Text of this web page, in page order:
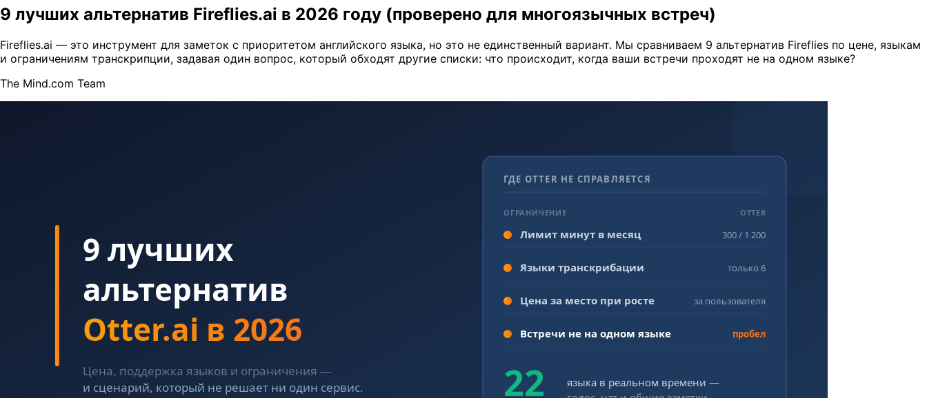
9 лучших альтернатив Fireflies.ai в 2026 году (проверено для многоязычных встреч)
Fireflies.ai — это инструмент для заметок с приоритетом английского языка, но это не единственный вариант. Мы сравниваем 9 альтернатив Fireflies по цене, языкам
и ограничениям транскрипции, задавая один вопрос, который обходят другие списки: что происходит, когда ваши встречи проходят не на одном языке?
The Mind.com Team